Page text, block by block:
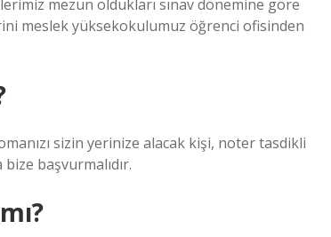
mezun oldukları sınav dönemine göre
meslek yüksekokulumuz öğrenci ofisinden
sizin yerinize alacak kişi, noter tasdikli
başvurmalıdır.